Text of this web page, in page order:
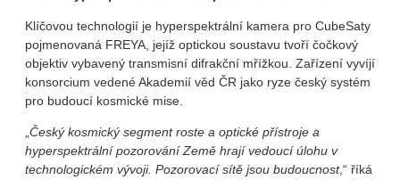
Klíčovou technologií je hyperspektrální kamera pro CubeSaty
pojmenovaná FREYA, jejíž optickou soustavu tvoří čočkový
objektiv vybavený transmisní difrakční mřížkou. Zařízení vyvíjí
konsorcium vedené Akademií věd ČR jako ryze český systém
pro budoucí kosmické mise.
„Český kosmický segment roste a optické přístroje a
hyperspektrální pozorování Země hrají vedoucí úlohu v
technologickém vývoji. Pozorovací sítě jsou budoucnost,“ říká